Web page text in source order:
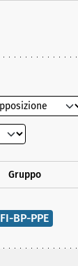
Gruppo
FI-BP-PPE